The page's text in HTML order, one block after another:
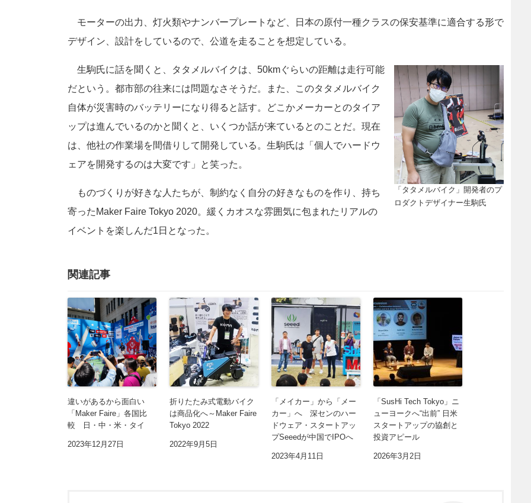
モーターの出力、灯火類やナンバープレートなど、日本の原付一種クラスの保安基準に適合する形で
デザイン、設計をしているので、公道を走ることを想定している。
「タタメルバイク」開発者のプ
ロダクトデザイナー生駒氏
生駒氏に話を聞くと、タタメルバイクは、50kmぐらいの距離は走行可能
だという。都市部の往来には問題なさそうだ。また、このタタメルバイク
自体が災害時のバッテリーになり得ると話す。どこかメーカーとのタイア
ップは進んでいるのかと聞くと、いくつか話が来ているとのことだ。現在
は、他社の作業場を間借りして開発している。生駒氏は「個人でハードウ
ェアを開発するのは大変です」と笑った。
ものづくりが好きな人たちが、制約なく自分の好きなものを作り、持ち
寄ったMaker Faire Tokyo 2020。緩くカオスな雰囲気に包まれたリアルの
イベントを楽しんだ1日となった。
関連記事
違いがあるから面白い
「Maker Faire」各国比
較 日・中・米・タイ
2023年12月27日
折りたたみ式電動バイク
は商品化へ～Maker Faire
Tokyo 2022
2022年9月5日
「メイカー」から「メー
カー」へ 深センのハー
ドウェア・スタートアッ
プSeeedが中国でIPOへ
2023年4月11日
「SusHi Tech Tokyo」ニ
ューヨークへ“出前” 日米
スタートアップの協創と
投資アピール
2026年3月2日